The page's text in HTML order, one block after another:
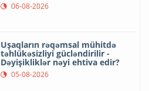
06-08-2026
Uşaqların rəqəmsal mühitdə
təhlükəsizliyi gücləndirilir -
Dəyişikliklər nəyi ehtiva edir?
05-08-2026